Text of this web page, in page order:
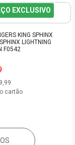
EXCLUSIVO
KING SPHINX
LIGHTNING
F0542
cartão